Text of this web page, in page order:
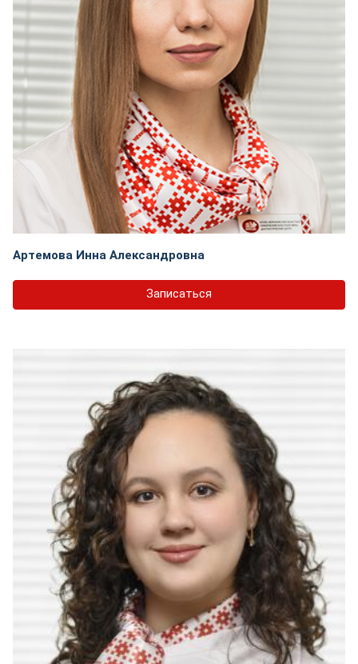
Артемова Инна Александровна
Записаться